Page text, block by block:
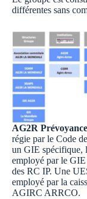
différentes sans
AG2R
régie par le Code
un GIE spécifique,
employé par le
des RC IP. Une
employé par la
AGIRC ARRCO.